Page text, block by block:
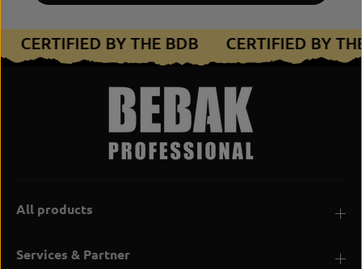
CERTIFIED BY THE BDB CERTIFIED BY
All products
Services & Partner